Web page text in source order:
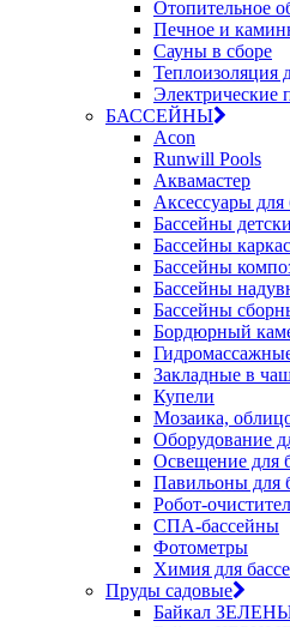
Отопительное
Печное и
Сауны в сборе
Теплоизоляция
Электрические
БАССЕЙНЫ
Acon
Runwill Pools
Аквамастер
Аксессуары для
Бассейны
Бассейны
Бассейны
Бассейны
Бассейны
Бордюрный
Закладные в
Купели
Мозаика,
Оборудование
Освещение для
Павильоны для
Робот-
СПА-бассейны
Фотометры
Химия для
Пруды садовые
Байкал